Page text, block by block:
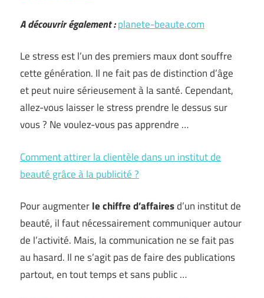
A découvrir également :planete-beaute.com
Le stress est l’un des premiers maux dont souffre
cette génération. Il ne fait pas de distinction d’âge
et peut nuire sérieusement à la santé. Cependant,
allez-vous laisser le stress prendre le dessus sur
vous ? Ne voulez-vous pas apprendre …
Comment attirer la clientèle dans un institut de
beauté grâce à la publicité ?
Pour augmenterle chiffre d’affairesd’un institut de
beauté, il faut nécessairement communiquer autour
de l’activité. Mais, la communication ne se fait pas
au hasard. Il ne s’agit pas de faire des publications
partout, en tout temps et sans public …